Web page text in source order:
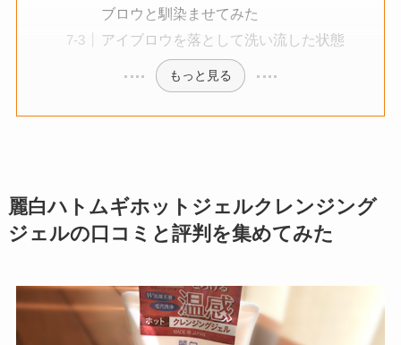
ブロウと馴染ませてみた
アイブロウを落として洗い流した状態
もっと見る
麗白ハトムギホットジェルクレンジング
ジェルの口コミと評判を集めてみた